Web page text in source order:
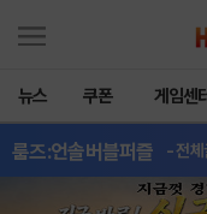
뉴스 쿠폰 게임센
룸즈:언솔버블퍼즐 - 전체